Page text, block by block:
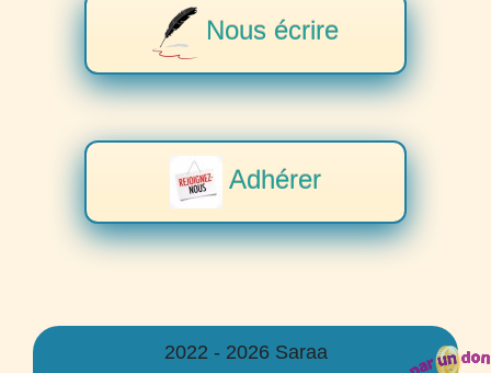
Nous écrire
Adhérer
2022 - 2026 Saraa